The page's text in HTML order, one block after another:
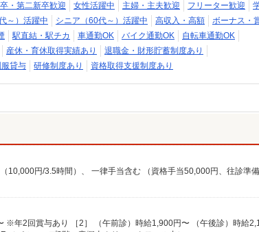
・第二新卒歓迎 女性活躍中 主婦・主夫歓迎 フリーター歓迎
～）活躍中 シニア（60代～）活躍中 高収入・高額
ボーナス・
駅直結・駅チカ 車通勤OK バイク通勤OK
自転車通勤OK
産休・育休取得実績あり
退職金・財形貯蓄制度あり
貸与 研修制度あり 資格取得支援制度あり